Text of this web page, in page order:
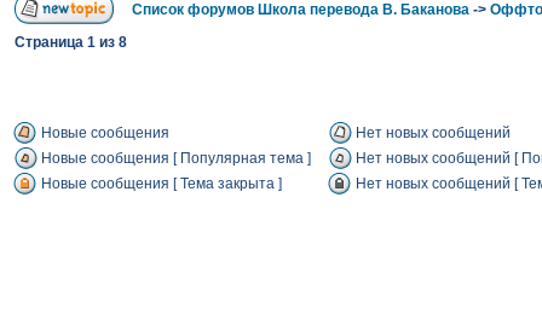
Список форумов Школа перевода В. Баканова ->
Страница 1 из 8
Новые сообщения
Нет новых сообщений
Новые сообщения [ Популярная тема ]
Нет новых сообщений [
Новые сообщения [ Тема закрыта ]
Нет новых сообщений [